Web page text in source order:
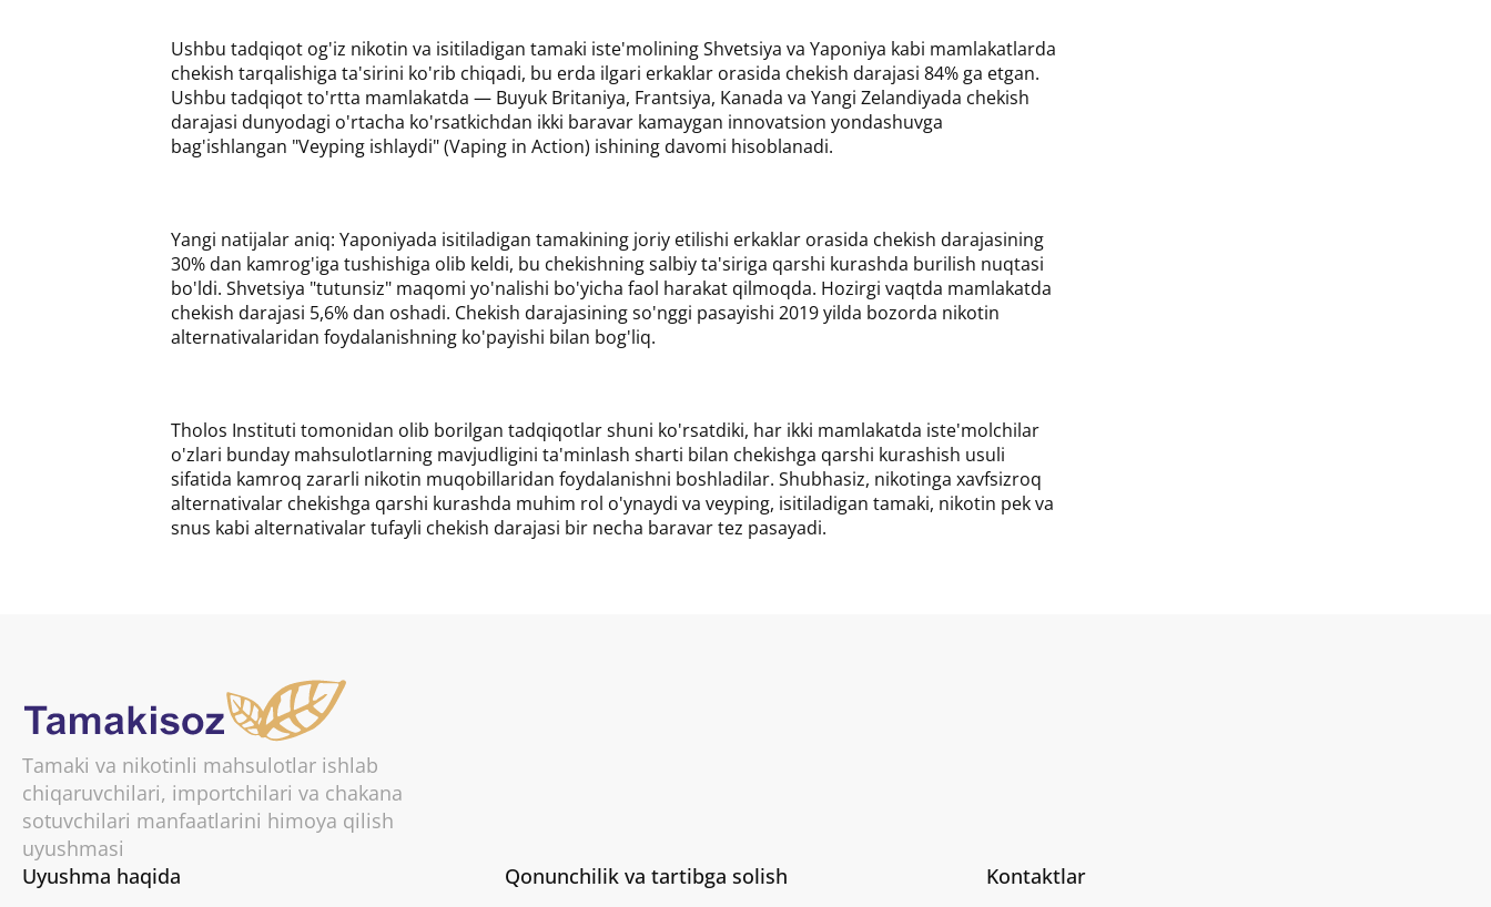
Ushbu tadqiqot og'iz nikotin va isitiladigan tamaki iste'molining Shvetsiya va Yaponiya kabi mamlakatlarda
chekish tarqalishiga ta'sirini ko'rib chiqadi, bu erda ilgari erkaklar orasida chekish darajasi 84% ga etgan.
Ushbu tadqiqot to'rtta mamlakatda — Buyuk Britaniya, Frantsiya, Kanada va Yangi Zelandiyada chekish
darajasi dunyodagi o'rtacha ko'rsatkichdan ikki baravar kamaygan innovatsion yondashuvga
bag'ishlangan "Veyping ishlaydi" (Vaping in Action) ishining davomi hisoblanadi.
Yangi natijalar aniq: Yaponiyada isitiladigan tamakining joriy etilishi erkaklar orasida chekish darajasining
30% dan kamrog'iga tushishiga olib keldi, bu chekishning salbiy ta'siriga qarshi kurashda burilish nuqtasi
bo'ldi. Shvetsiya "tutunsiz" maqomi yo'nalishi bo'yicha faol harakat qilmoqda. Hozirgi vaqtda mamlakatda
chekish darajasi 5,6% dan oshadi. Chekish darajasining so'nggi pasayishi 2019 yilda bozorda nikotin
alternativalaridan foydalanishning ko'payishi bilan bog'liq.
Tholos Instituti tomonidan olib borilgan tadqiqotlar shuni ko'rsatdiki, har ikki mamlakatda iste'molchilar
o'zlari bunday mahsulotlarning mavjudligini ta'minlash sharti bilan chekishga qarshi kurashish usuli
sifatida kamroq zararli nikotin muqobillaridan foydalanishni boshladilar. Shubhasiz, nikotinga xavfsizroq
alternativalar chekishga qarshi kurashda muhim rol o'ynaydi va veyping, isitiladigan tamaki, nikotin pek va
snus kabi alternativalar tufayli chekish darajasi bir necha baravar tez pasayadi.
Tamaki va nikotinli mahsulotlar ishlab
chiqaruvchilari, importchilari va chakana
sotuvchilari manfaatlarini himoya qilish
uyushmasi
Uyushma haqida
Qonunchilik va tartibga solish Kontaktlar